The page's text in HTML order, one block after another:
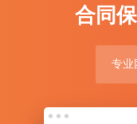
合同保
专业